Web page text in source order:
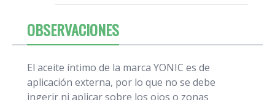
OBSERVACIONES
El aceite íntimo de la marca YONIC es de
aplicación externa, por lo que no se debe
ingerir ni aplicar sobre los ojos o zonas